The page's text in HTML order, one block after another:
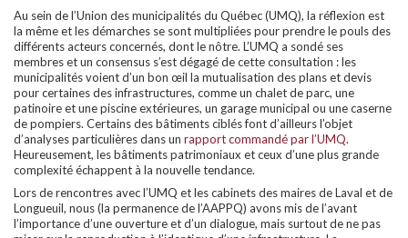
Au sein de l’Union des municipalités du Québec (UMQ), la réflexion est
la même et les démarches se sont multipliées pour prendre le pouls des
différents acteurs concernés, dont le nôtre. L’UMQ a sondé ses
membres et un consensus s’est dégagé de cette consultation : les
municipalités voient d’un bon œil la mutualisation des plans et devis
pour certaines des infrastructures, comme un chalet de parc, une
patinoire et une piscine extérieures, un garage municipal ou une caserne
de pompiers. Certains des bâtiments ciblés font d’ailleurs l’objet
d’analyses particulières dans un rapport commandé par l’UMQ.
Heureusement, les bâtiments patrimoniaux et ceux d’une plus grande
complexité échappent à la nouvelle tendance.
Lors de rencontres avec l’UMQ et les cabinets des maires de Laval et de
Longueuil, nous (la permanence de l’AAPPQ) avons mis de l’avant
l’importance d’une ouverture et d’un dialogue, mais surtout de ne pas